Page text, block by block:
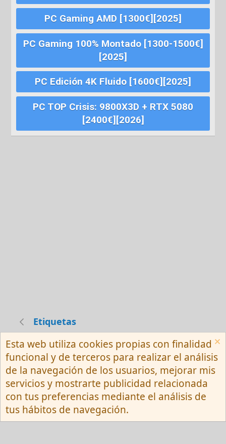
PC Gaming AMD [1300€][2025]
PC Gaming 100% Montado [1300-1500€]
[2025]
PC Edición 4K Fluido [1600€][2025]
PC TOP Crisis: 9800X3D + RTX 5080
[2400€][2026]
Etiquetas
Español (Neutro) Tu
Contactarnos
Términos y reglas
Privacy policy
Ayuda
R
S
S
Community platform by XenForo ® © 2010-
2026 XenForo Ltd.
Esta web utiliza cookies propias con finalidad
funcional y de terceros para realizar el análisis
de la navegación de los usuarios, mejorar mis
servicios y mostrarte publicidad relacionada
con tus preferencias mediante el análisis de
tus hábitos de navegación.